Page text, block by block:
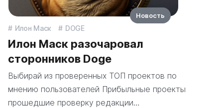
Илон Маск DOGE
Илон Маск разочаровал
сторонников Doge
Выбирай из проверенных ТОП проектов по
мнению пользователей Прибыльные проекты
прошедшие проверку редакции…
Новость